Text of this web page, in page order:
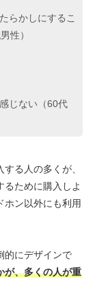
らかしにするこ
性）
じない（60代
る人の多くが、
るために購入しよ
ホン以外にも利用
的にデザインで
が、多くの人が重